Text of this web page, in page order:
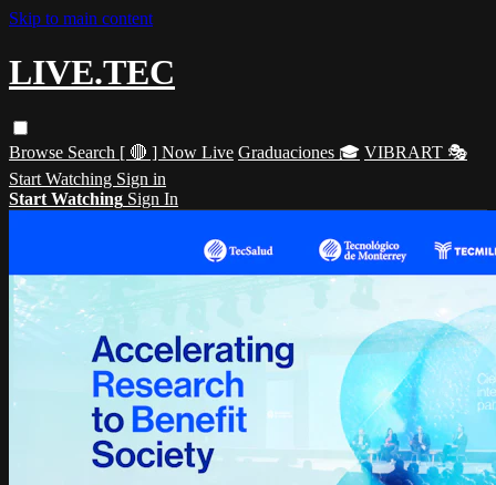
Skip to main content
LIVE.TEC
Browse Search [ 🔴 ] Now Live Graduaciones 🎓 VIBRART 🎭
Start Watching Sign in
Start Watching Sign In